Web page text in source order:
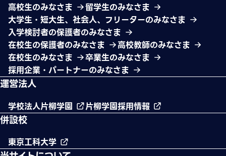
高校生のみなさま
留学生のみなさま
大学生・短大生、社会人、フリーターのみなさま
入学検討者の保護者のみなさま
在校生の保護者のみなさま
高校教師のみなさま
在校生のみなさま
卒業生のみなさま
採用企業・パートナーのみなさま
運営法人
学校法人片柳学園 片柳学園採用情報
併設校
東京工科大学